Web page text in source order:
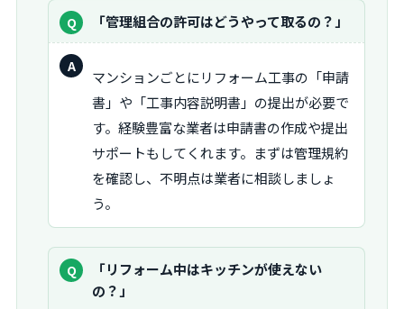
質
問：
「管理組合の許可はどうやって取るの？」
答：
マンションごとにリフォーム工事の「申請
書」や「工事内容説明書」の提出が必要で
す。経験豊富な業者は申請書の作成や提出
サポートもしてくれます。まずは管理規約
を確認し、不明点は業者に相談しましょ
う。
質
問：
「リフォーム中はキッチンが使えない
の？」